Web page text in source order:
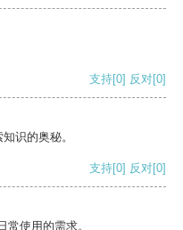
支持[0] 反对[0]
识的奥秘。
支持[0] 反对[0]
使用的需求。